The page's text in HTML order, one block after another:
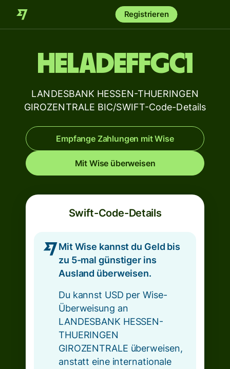
Registrieren
HELADEFFGC1
LANDESBANK HESSEN-THUERINGEN
GIROZENTRALE BIC/SWIFT-Code-Details
Empfange Zahlungen mit Wise
Mit Wise überweisen
Swift-Code-Details
Mit Wise kannst du Geld bis
zu 5-mal günstiger ins
Ausland überweisen.
Du kannst USD per Wise-
Überweisung an
LANDESBANK HESSEN-
THUERINGEN
GIROZENTRALE überweisen,
anstatt eine internationale